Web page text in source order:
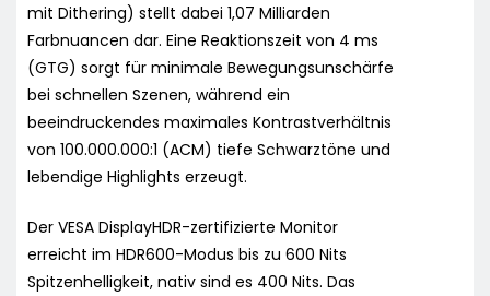
mit Dithering) stellt dabei 1,07 Milliarden
Farbnuancen dar. Eine Reaktionszeit von 4 ms
(GTG) sorgt für minimale Bewegungsunschärfe
bei schnellen Szenen, während ein
beeindruckendes maximales Kontrastverhältnis
von 100.000.000:1 (ACM) tiefe Schwarztöne und
lebendige Highlights erzeugt.
Der VESA DisplayHDR-zertifizierte Monitor
erreicht im HDR600-Modus bis zu 600 Nits
Spitzenhelligkeit, nativ sind es 400 Nits. Das